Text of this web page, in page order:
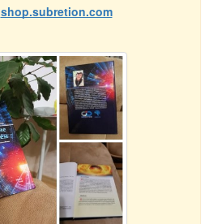
shop.subretion.com